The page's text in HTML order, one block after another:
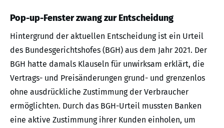
Pop-up-Fenster zwang zur Entscheidung
Hintergrund der aktuellen Entscheidung ist ein Urteil
des Bundesgerichtshofes (BGH) aus dem Jahr 2021. Der
BGH hatte damals Klauseln für unwirksam erklärt, die
Vertrags- und Preisänderungen grund- und grenzenlos
ohne ausdrückliche Zustimmung der Verbraucher
ermöglichten. Durch das BGH-Urteil mussten Banken
eine aktive Zustimmung ihrer Kunden einholen, um